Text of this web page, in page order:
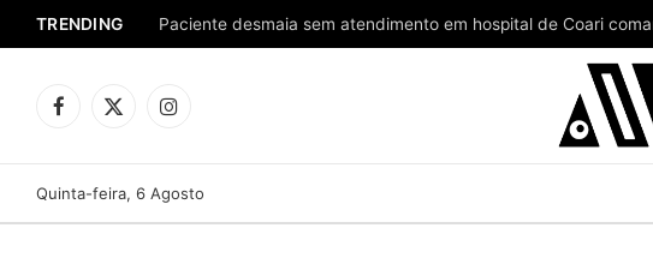
TRENDING
Facebook
X
Instagram
Quinta-feira, 6 Agosto